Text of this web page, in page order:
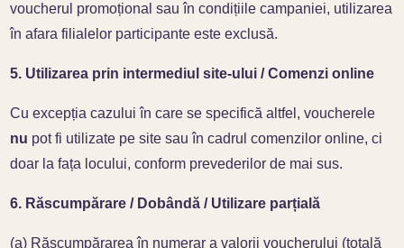
voucherul promoțional sau în condițiile campaniei, utilizarea
în afara filialelor participante este exclusă.
5. Utilizarea prin intermediul site-ului / Comenzi online
Cu excepția cazului în care se specifică altfel, voucherele
nu pot fi utilizate pe site sau în cadrul comenzilor online, ci
doar la fața locului, conform prevederilor de mai sus.
6. Răscumpărare / Dobândă / Utilizare parțială
(a) Răscumpărarea în numerar a valorii voucherului (totală